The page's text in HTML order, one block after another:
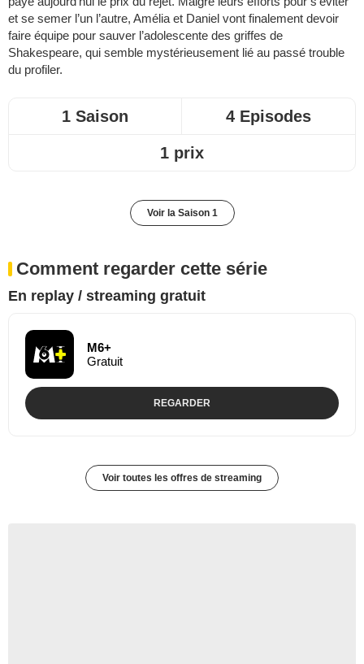
et se semer l’un l’autre, Amélia et Daniel vont finalement devoir
faire équipe pour sauver l’adolescente des griffes de
Shakespeare, qui semble mystérieusement lié au passé trouble
du profiler.
1 Saison 4 Episodes
1 prix
Voir la Saison 1
Comment regarder cette série
En replay / streaming gratuit
M6+
Gratuit
REGARDER
Voir toutes les offres de streaming